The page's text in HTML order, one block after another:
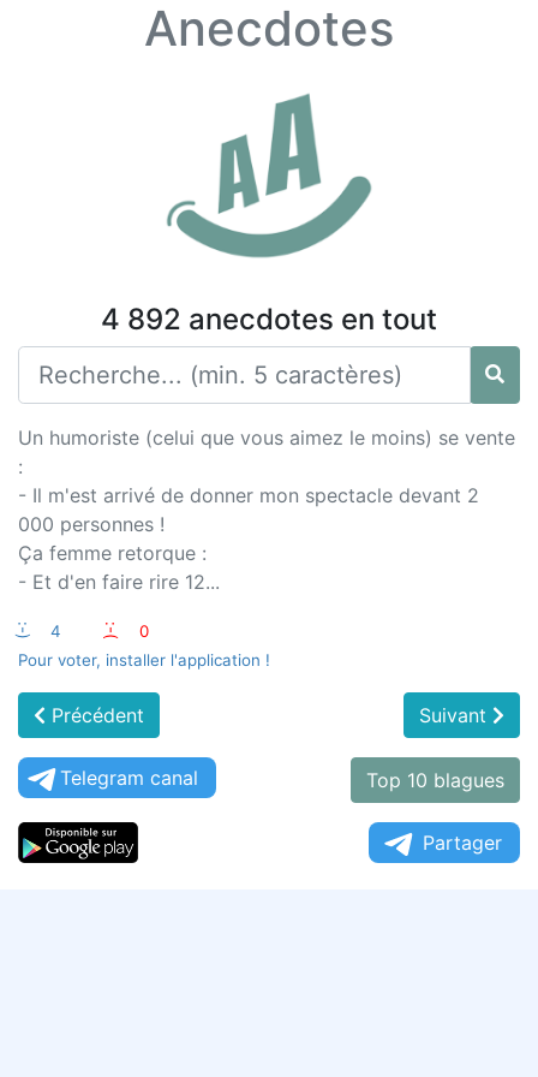
Anecdotes
4 892 anecdotes en tout
Un humoriste (celui que vous aimez le moins) se vente
:
- Il m'est arrivé de donner mon spectacle devant 2
000 personnes !
Ça femme retorque :
- Et d'en faire rire 12...
:-) 4 :-(
0
Pour voter, installer l'application !
Précédent Suivant
Telegram canal Top 10 blagues
Partager